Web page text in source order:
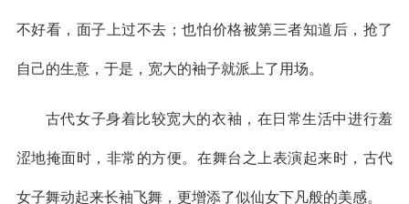
不好看，面子上过不去；也怕价格被第三者知道后，抢了
自己的生意，于是，宽大的袖子就派上了用场。
古代女子身着比较宽大的衣袖，在日常生活中进行羞
涩地掩面时，非常的方便。在舞台之上表演起来时，古代
女子舞动起来长袖飞舞，更增添了似仙女下凡般的美感。